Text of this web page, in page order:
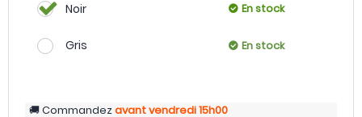
Noir En stock
Gris En stock
Commandezavant vendredi15h00